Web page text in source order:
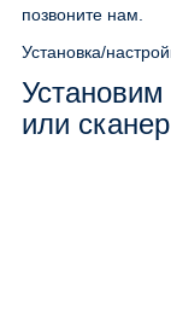
позвоните нам.
Установка/
или